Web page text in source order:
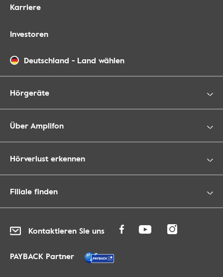
Karriere
Investoren
Deutschland - Land wählen
Hörgeräte
Über Amplifon
Hörverlust erkennen
Filiale finden
Kontaktieren Sie uns
PAYBACK Partner